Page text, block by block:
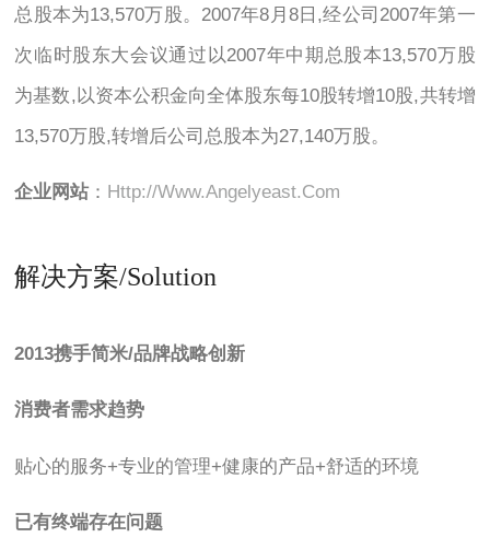
总股本为13,570万股。2007年8月8日,经公司2007年第一
次临时股东大会议通过以2007年中期总股本13,570万股
为基数,以资本公积金向全体股东每10股转增10股,共转增
13,570万股,转增后公司总股本为27,140万股。
企业网站： Http://www.angelyeast.com
解决方案/Solution
2013携手简米/品牌战略创新
消费者需求趋势
贴心的服务+专业的管理+健康的产品+舒适的环境
已有终端存在问题